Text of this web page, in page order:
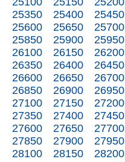
25350
25400 25450
25600
25650 25700
25850
25900 25950
26100
26150 26200
26350
26400 26450
26600
26650 26700
26850
26900 26950
27100
27150 27200
27350
27400 27450
27600
27650 27700
27850
27900 27950
28100
28150 28200